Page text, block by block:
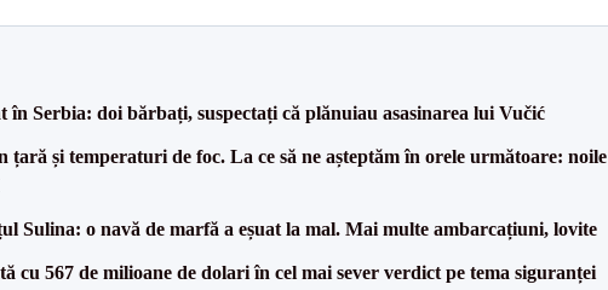
în Serbia: doi bărbați, suspectați că plănuiau asasinarea lui Vučić
țară și temperaturi de foc. La ce să ne așteptăm în orele următoare: noile
Sulina: o navă de marfă a eșuat la mal. Mai multe ambarcațiuni, lovite
cu 567 de milioane de dolari în cel mai sever verdict pe tema siguranței